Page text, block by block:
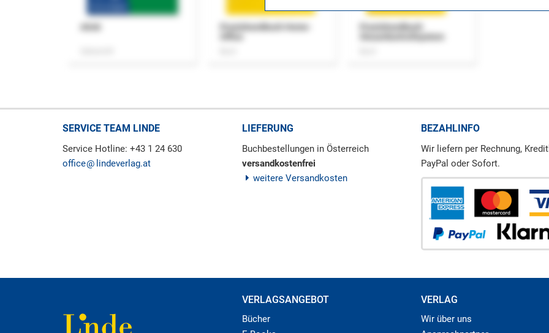
Praxishandbuch Home-
Praxishandbuch
SERVICE TEAM LINDE
Service Hotline: +43 1 24 630
office
lindeverlag.at
LIEFERUNG
Buchbestellungen in Österreich
versandkostenfrei
weitere Versandkosten
BEZAHLINFO
Wir liefern per Rechnung,
PayPal oder Sofort.
VERLAGSANGEBOT
Bücher
VERLAG
Wir über uns